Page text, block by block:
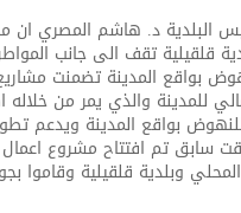
البلدية د. هاشم المصري ان
قلقيلية تقف الى جانب
بواقع المدينة تضمنت
بواقع المدينة ويدعم
سابق تم افتتاح مشروع اعمال
وبلدية قلقيلية وقاموا